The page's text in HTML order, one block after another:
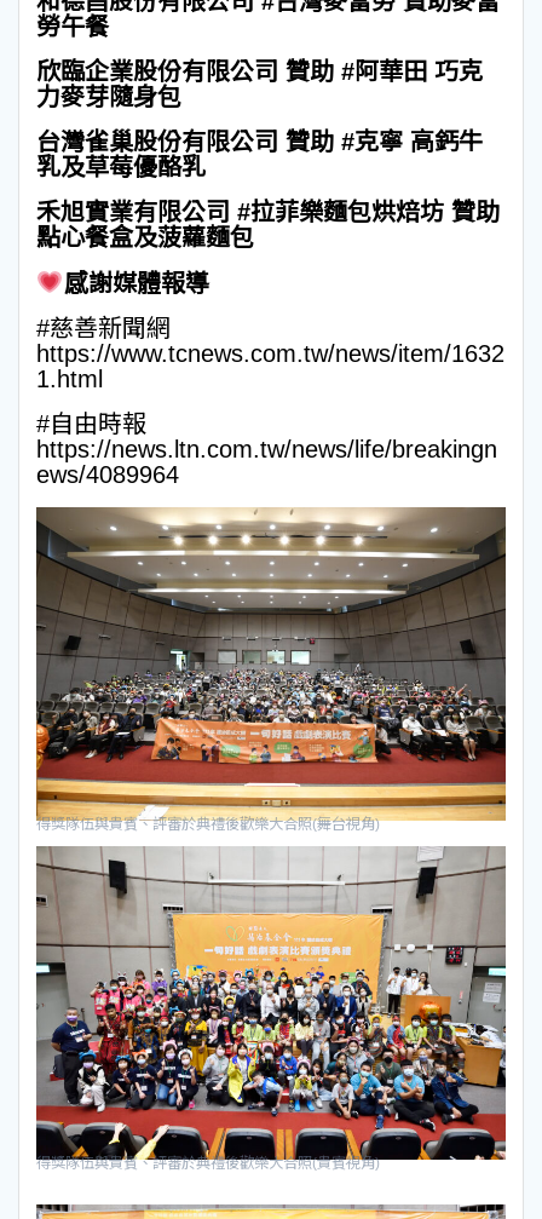
勞午餐
欣臨企業股份有限公司 贊助 #阿華田 巧克
力麥芽隨身包
台灣雀巢股份有限公司 贊助 #克寧 高鈣牛
乳及草莓優酪乳
禾旭實業有限公司 #拉菲樂麵包烘焙坊 贊助
點心餐盒及菠蘿麵包
感謝媒體報導
#慈善新聞網
https://www.tcnews.com.tw/news/item/1632
1.html
#自由時報
https://news.ltn.com.tw/news/life/breakingn
ews/4089964
得獎隊伍與貴賓、評審於典禮後歡樂大合照(舞台視角)
得獎隊伍與貴賓、評審於典禮後歡樂大合照(貴賓視角)